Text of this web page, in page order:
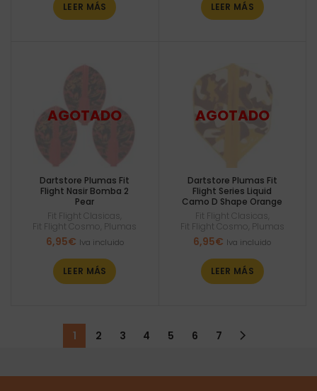
LEER MÁS LEER MÁS
Dartstore Plumas Fit
Flight Nasir Bomba 2
Pear
Fit Flight Clasicas
Fit Flight Cosmo Plumas
6,95€ Iva incluido
LEER MÁS
Dartstore Plumas Fit
Flight Series Liquid
Camo D Shape Orange
Fit Flight Clasicas
Fit Flight Cosmo Plumas
6,95€ Iva incluido
LEER MÁS
1 2 3 4 5 6 7